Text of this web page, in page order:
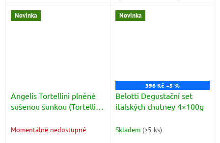
omáčku a po zapečení vytvoří
jemné...
Novinka
Angelis Tortellini plněné
sušenou šunkou (Tortellini
Momentálně nedostupné
Novinka
396 Kč –5 %
Belotti Degustační set
italských chutney 4×100g
Skladem (>5 ks)